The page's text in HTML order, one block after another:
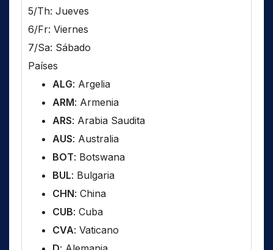
5/Th: Jueves
6/Fr: Viernes
7/Sa: Sábado
Países
ALG: Argelia
ARM: Armenia
ARS: Arabia Saudita
AUS: Australia
BOT: Botswana
BUL: Bulgaria
CHN: China
CUB: Cuba
CVA: Vaticano